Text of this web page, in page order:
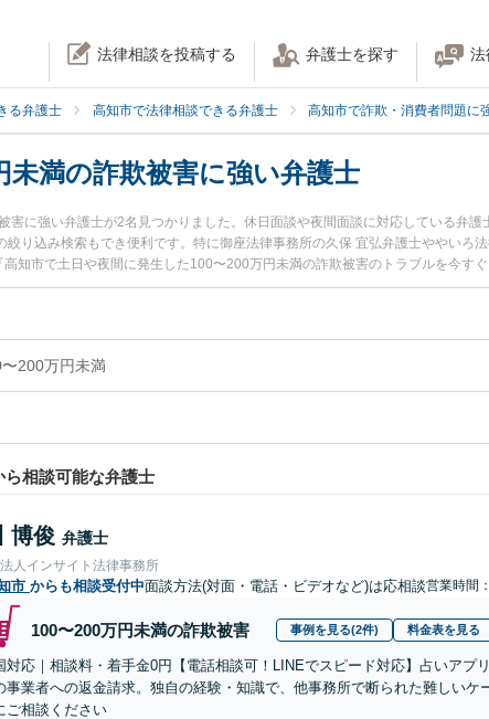
法律相談を投稿する 弁護士を探す 法
る弁護士 高知市で法律相談できる弁護士 高知市で詐欺・消費者問題に
未満の詐欺被害に強い弁護士
害に強い弁護士が2名見つかりました。休日面談や夜間面談に対応している弁
り込み検索もでき便利です。特に御座法律事務所の久保 宜弘弁護士ややいろ
知市で土日や夜間に発生した100〜200万円未満の詐欺被害のトラブルを今す
を検索したい』『初回相談無料で100〜200万円未満の詐欺被害を法律相談で
200万円未満
ら相談可能な弁護士
博俊 弁護士
人インサイト法律事務所
市 からも相談受付中面談方法(対面・電話・ビデオなど)は応相談営業時間
100〜200万円未満の詐欺被害 事例を見る(2件) 料金表を見る
対応｜相談料・着手金0円【電話相談可！LINEでスピード対応】占いアプ
事業者への返金請求。独自の経験・知識で、他事務所で断られた難しい
ご相談ください